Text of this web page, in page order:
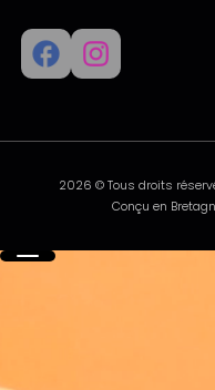
2026 © Tous droits
Conçu en